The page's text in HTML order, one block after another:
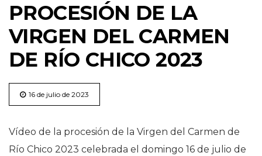
PROCESIÓN DE LA
VIRGEN DEL CARMEN
DE RÍO CHICO 2023
16 de julio de 2023
Vídeo de la procesión de la Virgen del Carmen de
Río Chico 2023 celebrada el domingo 16 de julio de